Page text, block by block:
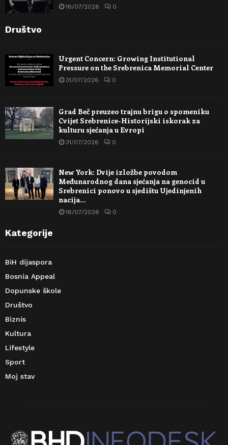
16/07/2026 0
Društvo
Urgent Concern: Growing Institutional
Pressure on the Srebrenica Memorial Center
31/07/2026 0
Grad Beč preuzeo trajnu brigu o spomeniku
Cvijet Srebrenice-Historijski iskorak za
kulturu sjećanja u Evropi
31/07/2026 0
New York: Dvije izložbe povodom
Međunarodnog dana sjećanja na genocid u
Srebrenici ponovo u sjedištu Ujedinjenih
nacija…
18/07/2026 0
Kategorije
BiH dijaspora
Bosnia Appeal
Dopunske škole
Društvo
Biznis
Kultura
Lifestyle
Sport
Moj stav